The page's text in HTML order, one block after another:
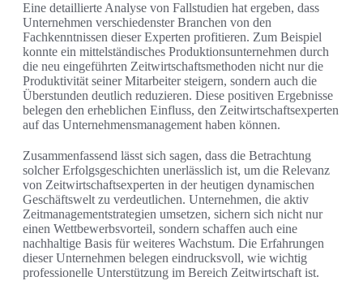
Eine detaillierte Analyse von Fallstudien hat ergeben, dass
Unternehmen verschiedenster Branchen von den
Fachkenntnissen dieser Experten profitieren. Zum Beispiel
konnte ein mittelständisches Produktionsunternehmen durch
die neu eingeführten Zeitwirtschaftsmethoden nicht nur die
Produktivität seiner Mitarbeiter steigern, sondern auch die
Überstunden deutlich reduzieren. Diese positiven Ergebnisse
belegen den erheblichen Einfluss, den Zeitwirtschaftsexperten
auf das Unternehmensmanagement haben können.
Zusammenfassend lässt sich sagen, dass die Betrachtung
solcher Erfolgsgeschichten unerlässlich ist, um die Relevanz
von Zeitwirtschaftsexperten in der heutigen dynamischen
Geschäftswelt zu verdeutlichen. Unternehmen, die aktiv
Zeitmanagementstrategien umsetzen, sichern sich nicht nur
einen Wettbewerbsvorteil, sondern schaffen auch eine
nachhaltige Basis für weiteres Wachstum. Die Erfahrungen
dieser Unternehmen belegen eindrucksvoll, wie wichtig
professionelle Unterstützung im Bereich Zeitwirtschaft ist.